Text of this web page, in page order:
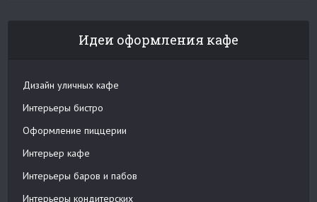
Идеи оформления кафе
Дизайн уличных кафе
Интерьеры бистро
Оформление пиццерии
Интерьер кафе
Интерьеры баров и пабов
Интерьеры кондитерских